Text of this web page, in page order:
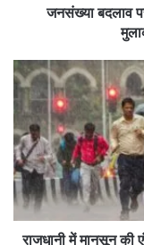
हा
ई
ले
व
ल
क
मे
टी
जनसंख्या बदलाव
रा
ज
धा
नी
में
मा
न
सू
न
कीराजधानी में मानसून